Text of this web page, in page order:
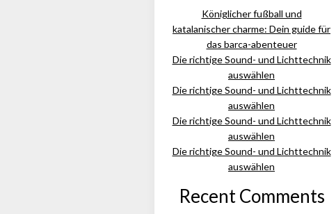
Königlicher fußball und
katalanischer charme: Dein guide für
das barca-abenteuer
Die richtige Sound- und Lichttechnik
auswählen
Die richtige Sound- und Lichttechnik
auswählen
Die richtige Sound- und Lichttechnik
auswählen
Die richtige Sound- und Lichttechnik
auswählen
Recent Comments